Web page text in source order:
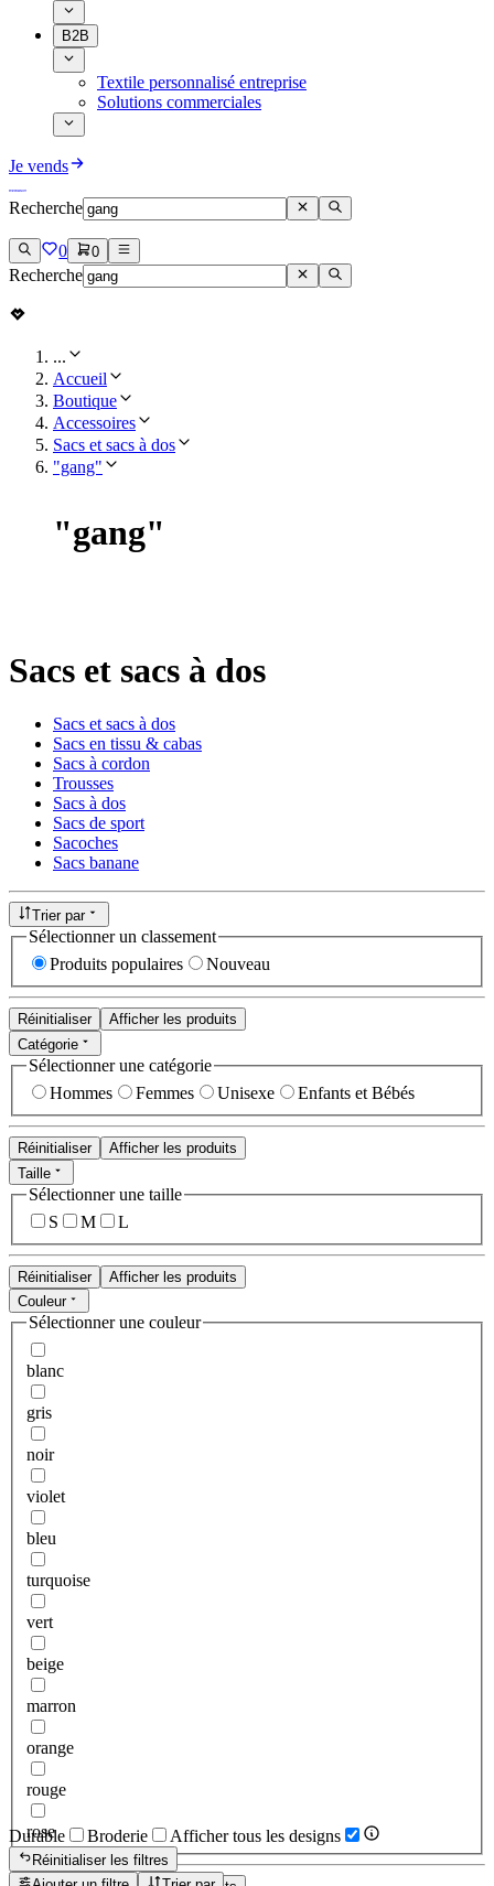
B2B
Textile personnalisé entreprise
Solutions commerciales
Je vends
Recherche
0 0
Recherche
...
Accueil
Boutique
Accessoires
Sacs et sacs à dos
"gang"
"gang"
Sacs et sacs à dos
Sacs et sacs à dos
Sacs en tissu & cabas
Sacs à cordon
Trousses
Sacs à dos
Sacs de sport
Sacoches
Sacs banane
Trier par
Sélectionner un classement
Produits populaires
Nouveau
Réinitialiser
Afficher les produits
Catégorie
Sélectionner une catégorie
Hommes
Femmes Unisexe Enfants et Bébés
Réinitialiser
Afficher les produits
Taille
Sélectionner une taille
S
M L
Réinitialiser
Afficher les produits
Couleur
Sélectionner une couleur
blanc
gris
noir
violet
bleu
turquoise
vert
beige
marron
orange
rouge
rose
Durable Broderie Afficher tous les designs
Réinitialiser les filtres